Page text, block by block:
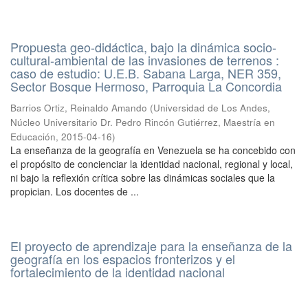
Propuesta geo-didáctica, bajo la dinámica socio-
cultural-ambiental de las invasiones de terrenos :
caso de estudio: U.E.B. Sabana Larga, NER 359,
Sector Bosque Hermoso, Parroquia La Concordia
Barrios Ortiz, Reinaldo Amando (Universidad de Los Andes,
Núcleo Universitario Dr. Pedro Rincón Gutiérrez, Maestría en
Educación, 2015-04-16)
La enseñanza de la geografía en Venezuela se ha concebido con
el propósito de concienciar la identidad nacional, regional y local,
ni bajo la reflexión crítica sobre las dinámicas sociales que la
propician. Los docentes de ...
El proyecto de aprendizaje para la enseñanza de la
geografía en los espacios fronterizos y el
fortalecimiento de la identidad nacional